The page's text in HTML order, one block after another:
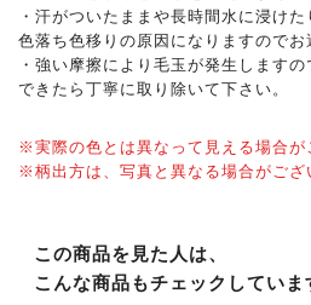
・汗がついたままや長時間水に浸けた
色落ち色移りの原因になりますのでお
・強い摩擦により毛玉が発生します
できたら丁寧に取り除いて下さい。
※実際の色とは異なって見える場合が
※柄出方は、写真と異なる場合がござ
この商品を見た人は、
こんな商品もチェックしていま